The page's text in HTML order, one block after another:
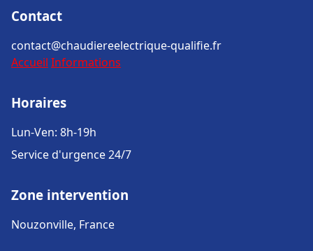
Contact
contact@chaudiereelectrique-qualifie.fr
Accueil Informations
Horaires
Lun-Ven: 8h-19h
Service d'urgence 24/7
Zone intervention
Nouzonville, France